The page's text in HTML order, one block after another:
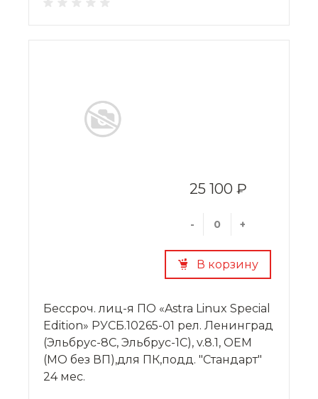
25 100 ₽
- +
В корзину
Бессроч. лиц-я ПО «Astra Linux Special
Edition» РУСБ.10265-01 рел. Ленинград
(Эльбрус-8С, Эльбрус-1С), v.8.1, OEM
(МО без ВП),для ПК,подд. "Стандарт"
24 мес.